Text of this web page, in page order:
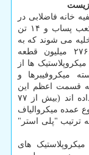
زیست
خانه فاضلابی در
ایران نشان می دهند که روزانه ۲۲۰۰۰ مترمکعب پساب و ۱۴ تن
می شوند که به
طور متوسط به ترتیب حاوی ۹.۳۲ و ۲۷۶.۳۵ میلیون قطعه
ها از
میکروفیبرها و
قسمت اعظم این
میکرو پلاستیک ها را فیبرها به خود اختصاص داده اند (بیش از ۷۷
لجن) و نوع عمده میکروالیاف
ترتیب "پلی استر"
کرد: بیشتر از ۶۳ درصد میکروپلاستیک های